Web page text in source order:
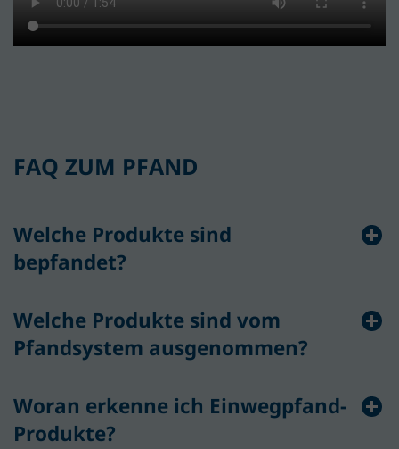
FAQ ZUM PFAND
Welche Produkte sind
bepfandet?
Welche Produkte sind vom
Pfandsystem ausgenommen?
Woran erkenne ich Einwegpfand-
Produkte?